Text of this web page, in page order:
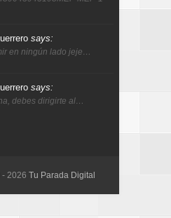
says:
en ningún lado jeje…
says:
debes dirigirte al…
- 2026 Tu Parada Digital